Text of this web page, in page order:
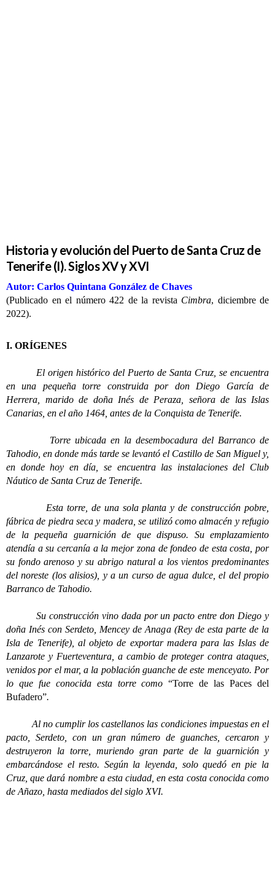
Historia y evolución del Puerto de Santa Cruz de
Tenerife (I). Siglos XV y XVI
Autor: Carlos Quintana González de Chaves
(Publicado en el número 422 de la revista Cimbra, diciembre de
2022).
I. ORÍGENES
El origen histórico del Puerto de Santa Cruz, se encuentra
en una pequeña torre construida por don Diego García de
Herrera, marido de doña Inés de Peraza, señora de las Islas
Canarias, en el año 1464, antes de la Conquista de Tenerife.
Torre ubicada en la desembocadura del Barranco de
Tahodio, en donde más tarde se levantó el Castillo de San Miguel y,
en donde hoy en día, se encuentra las instalaciones del Club
Náutico de Santa Cruz de Tenerife.
Esta torre, de una sola planta y de construcción pobre,
fábrica de piedra seca y madera, se utilizó como almacén y refugio
de la pequeña guarnición de que dispuso. Su emplazamiento
atendía a su cercanía a la mejor zona de fondeo de esta costa, por
su fondo arenoso y su abrigo natural a los vientos predominantes
del noreste (los alisios), y a un curso de agua dulce, el del propio
Barranco de Tahodio.
Su construcción vino dada por un pacto entre don Diego y
doña Inés con Serdeto, Mencey de Anaga (Rey de esta parte de la
Isla de Tenerife), al objeto de exportar madera para las Islas de
Lanzarote y Fuerteventura, a cambio de proteger contra ataques,
venidos por el mar, a la población guanche de este menceyato. Por
lo que fue conocida esta torre como“Torre de las Paces del
Bufadero”.
Al no cumplir los castellanos las condiciones impuestas en el
pacto, Serdeto, con un gran número de guanches, cercaron y
destruyeron la torre, muriendo gran parte de la guarnición y
embarcándose el resto. Según la leyenda, solo quedó en pie la
Cruz, que dará nombre a esta ciudad, en esta costa conocida como
de Añazo, hasta mediados del siglo XVI.